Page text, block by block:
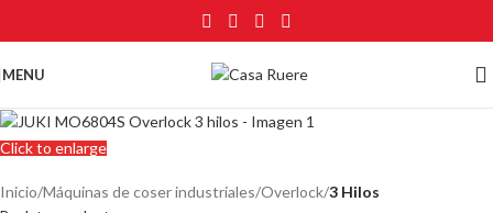
MENU
Click to enlarge
Inicio Máquinas de coser industriales Overlock 3 Hilos